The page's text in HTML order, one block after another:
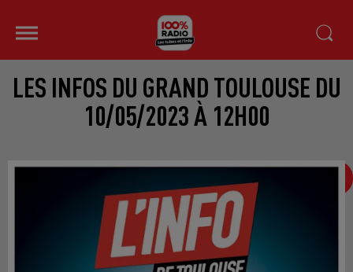
LES INFOS DU GRAND TOULOUSE DU
10/05/2023 À 12H00